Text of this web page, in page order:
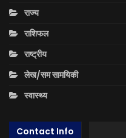
राज्य
राशिफल
राष्ट्रीय
लेख/सम सामयिकी
स्वास्थ्य
Contact Info